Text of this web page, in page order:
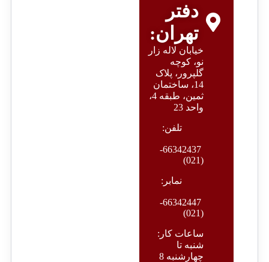
دفتر
تهران:
خیابان لاله زار
نو، کوچه
گلپرور، پلاک
14، ساختمان
ثمین، طبقه 4،
واحد 23
تلفن:
66342437-
(021)
نمابر:
66342447-
(021)
ساعات کار:
شنبه تا
چهارشنبه 8